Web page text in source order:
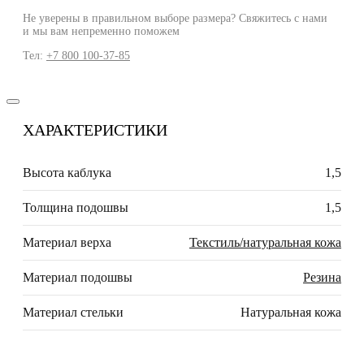
Не уверены в правильном выборе размера? Свяжитесь с нами
и мы вам непременно поможем
Тел: +7 800 100-37-85
ХАРАКТЕРИСТИКИ
Высота каблука 1,5
Толщина подошвы 1,5
Материал верха Текстиль/натуральная кожа
Материал подошвы Резина
Материал стельки Натуральная кожа